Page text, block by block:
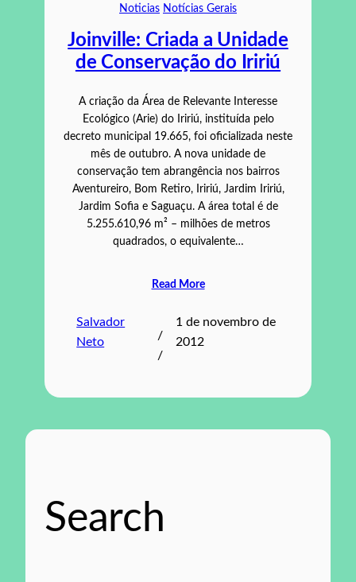
Noticias Notícias Gerais
Joinville: Criada a Unidade
de Conservação do Iririú
A criação da Área de Relevante Interesse
Ecológico (Arie) do Iririú, instituída pelo
decreto municipal 19.665, foi oficializada neste
mês de outubro. A nova unidade de
conservação tem abrangência nos bairros
Aventureiro, Bom Retiro, Iririú, Jardim Iririú,
Jardim Sofia e Saguaçu. A área total é de
5.255.610,96 m² – milhões de metros
quadrados, o equivalente…
Read More
Salvador
Neto
/
/
1 de novembro de
2012
Search